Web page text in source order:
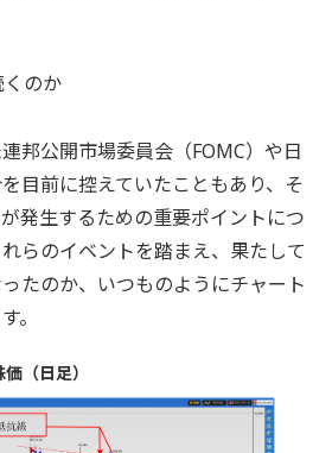
のか
邦公開市場委員会（FOMC）や日
目前に控えていたこともあり、そ
発生するための重要ポイントにつ
らのイベントを踏まえ、果たして
たのか、いつものようにチャート
。
（日足）